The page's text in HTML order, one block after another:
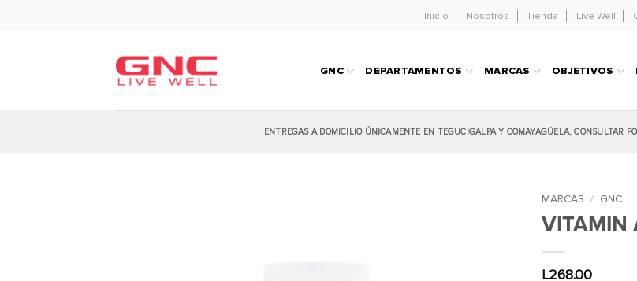
Inicio Nosotros Tienda Live Well
GNC DEPARTAMENTOS MARCAS OBJETIVOS
ENTREGAS A DOMICILIO ÚNICAMENTE EN TEGUCIGALPA Y COMAYAGÜELA, CONSULTAR
MARCAS / GNC
VITAMIN
L268.00